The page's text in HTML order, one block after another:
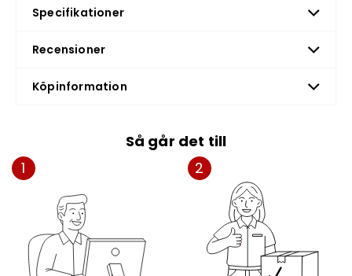
Specifikationer
Recensioner
Köpinformation
Så går det till
1
2